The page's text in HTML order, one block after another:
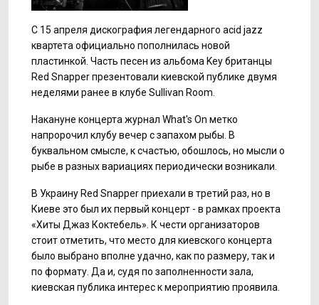
C 15 апреля дискография легендарного acid jazz
квартета официально пополнилась новой
пластинкой. Часть песен из альбома Key британцы
Red Snapper презентовали киевской публике двумя
неделями ранее в клубе Sullivan Room.
Накануне концерта журнал What's On метко
напророчил клубу вечер с запахом рыбы. В
буквальном смысле, к счастью, обошлось, но мысли о
рыбе в разных вариациях периодически возникали.
В Украину Red Snapper приехали в третий раз, но в
Киеве это был их первый концерт - в рамках проекта
«Хиты Джаз Коктебель». К чести организаторов
стоит отметить, что место для киевского концерта
было выбрано вполне удачно, как по размеру, так и
по формату. Да и, судя по заполненности зала,
киевская публика интерес к мероприятию проявила.